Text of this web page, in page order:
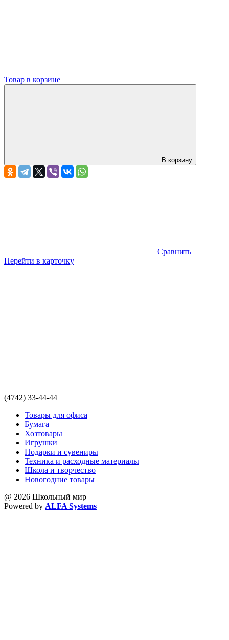
Товар в корзине
В корзину
Сравнить
Перейти в карточку
(4742) 33-44-44
Товары для офиса
Бумага
Хозтовары
Игрушки
Подарки и сувениры
Техника и расходные материалы
Школа и творчество
Новогодние товары
@ 2026 Школьный мир
Powered by ALFA Systems